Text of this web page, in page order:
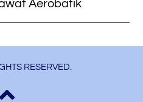
Aerobatik
RESERVED.